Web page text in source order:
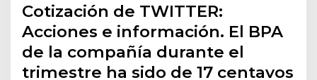
Cotización de TWITTER:
Acciones e información. El BPA
de la compañía durante el
trimestre ha sido de 17 centavos